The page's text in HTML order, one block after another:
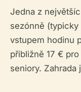
Jedna z
sezónně
vstupem hodinu
přibližně 17 €
seniory. Zahrada